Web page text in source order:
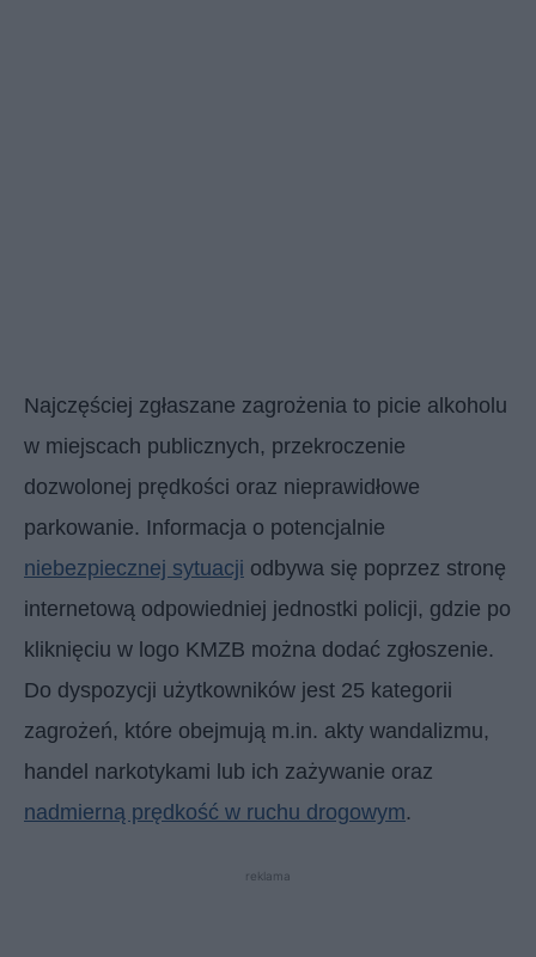
Najczęściej zgłaszane zagrożenia to picie alkoholu
w miejscach publicznych, przekroczenie
dozwolonej prędkości oraz nieprawidłowe
parkowanie. Informacja o potencjalnie
niebezpiecznej sytuacji odbywa się poprzez stronę
internetową odpowiedniej jednostki policji, gdzie po
kliknięciu w logo KMZB można dodać zgłoszenie.
Do dyspozycji użytkowników jest 25 kategorii
zagrożeń, które obejmują m.in. akty wandalizmu,
handel narkotykami lub ich zażywanie oraz
nadmierną prędkość w ruchu drogowym.
reklama